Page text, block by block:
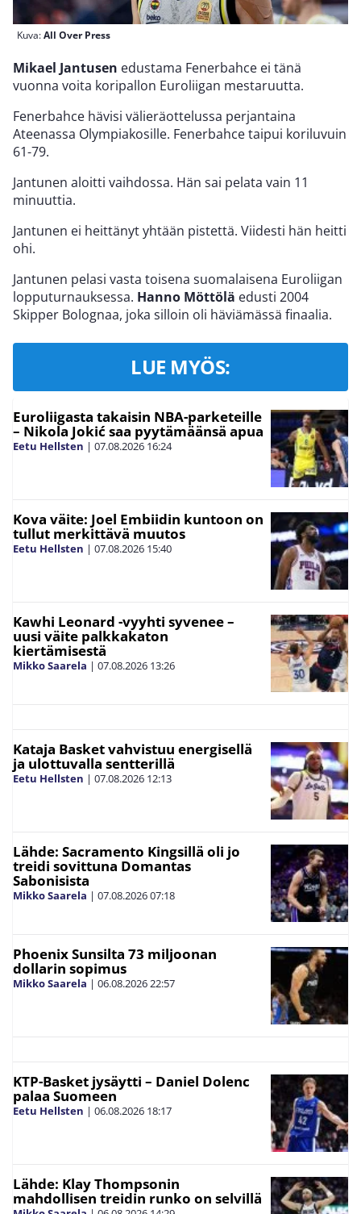
Kuva:All Over Press
Mikael Jantusen edustama Fenerbahce ei tänä
vuonna voita koripallon Euroliigan mestaruutta.
Fenerbahce hävisi välieräottelussa perjantaina
Ateenassa Olympiakosille. Fenerbahce taipui koriluvuin
61-79.
Jantunen aloitti vaihdossa. Hän sai pelata vain 11
minuuttia.
Jantunen ei heittänyt yhtään pistettä. Viidesti hän heitti
ohi.
Jantunen pelasi vasta toisena suomalaisena Euroliigan
lopputurnauksessa. Hanno Möttölä edusti 2004
Skipper Bolognaa, joka silloin oli häviämässä finaalia.
LUE MYÖS:
Euroliigasta takaisin NBA-parketeille
– Nikola Jokić saa pyytämäänsä apua
Eetu Hellsten | 07.08.2026 16:24
Kova väite: Joel Embiidin kuntoon on
tullut merkittävä muutos
Eetu Hellsten | 07.08.2026 15:40
Kawhi Leonard -vyyhti syvenee –
uusi väite palkkakaton
kiertämisestä
Mikko Saarela | 07.08.2026 13:26
Kataja Basket vahvistuu energisellä
ja ulottuvalla sentterillä
Eetu Hellsten | 07.08.2026 12:13
Lähde: Sacramento Kingsillä oli jo
treidi sovittuna Domantas
Sabonisista
Mikko Saarela | 07.08.202607:18
Phoenix Sunsilta 73 miljoonan
dollarin sopimus
Mikko Saarela | 06.08.202622:57
KTP-Basket jysäytti – Daniel Dolenc
palaa Suomeen
Eetu Hellsten | 06.08.2026 18:17
Lähde: Klay Thompsonin
mahdollisen treidin runko on selvillä